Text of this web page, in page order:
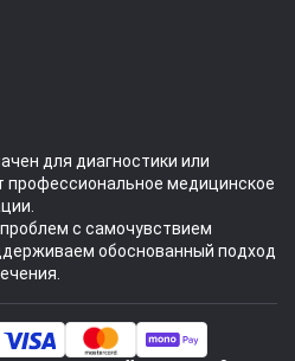
для диагностики или
профессиональное медицинское
с самочувствием
обоснованный подход